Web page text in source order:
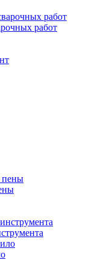
работ